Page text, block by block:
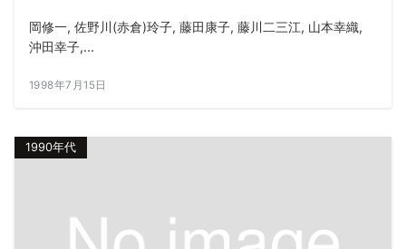
岡修一, 佐野川(赤倉)玲子, 藤田康子, 藤川二三江, 山本幸織,
沖田幸子,...
1998年7月15日
1990年代